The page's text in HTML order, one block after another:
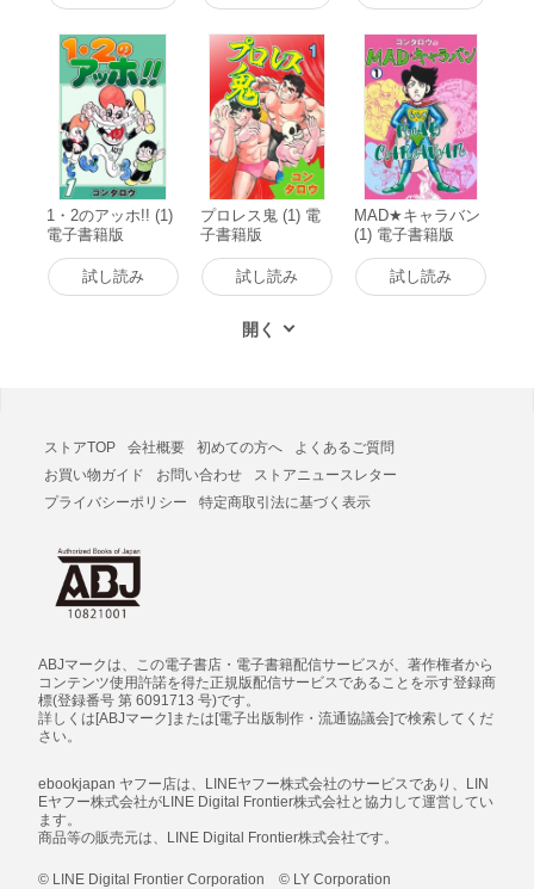
1・2のアッホ!! (1)
電子書籍版
試し読み
プロレス鬼 (1) 電
子書籍版
試し読み
MAD★キャラバン
(1) 電子書籍版
試し読み
ストアTOP 会社概要 初めての方へ
よくあるご質問
お買い物ガイド
お問い合わせ
ストアニュースレター
プライバシーポリシー
特定商取引法に基づく表示
ABJマークは、この電子書店・電子書籍配信サービスが、著作権者から
コンテンツ使用許諾を得た正規版配信サービスであることを示す登録商
標(登録番号 第 6091713 号)です。
詳しくは[ABJマーク]または[電子出版制作・流通協議会]で検索してくだ
さい。
ebookjapan ヤフー店は、LINEヤフー株式会社のサービスであり、LIN
Eヤフー株式会社がLINE Digital Frontier株式会社と協力して運営してい
ます。
商品等の販売元は、LINE Digital Frontier株式会社です。
© LINE Digital Frontier Corporation © LY Corporation